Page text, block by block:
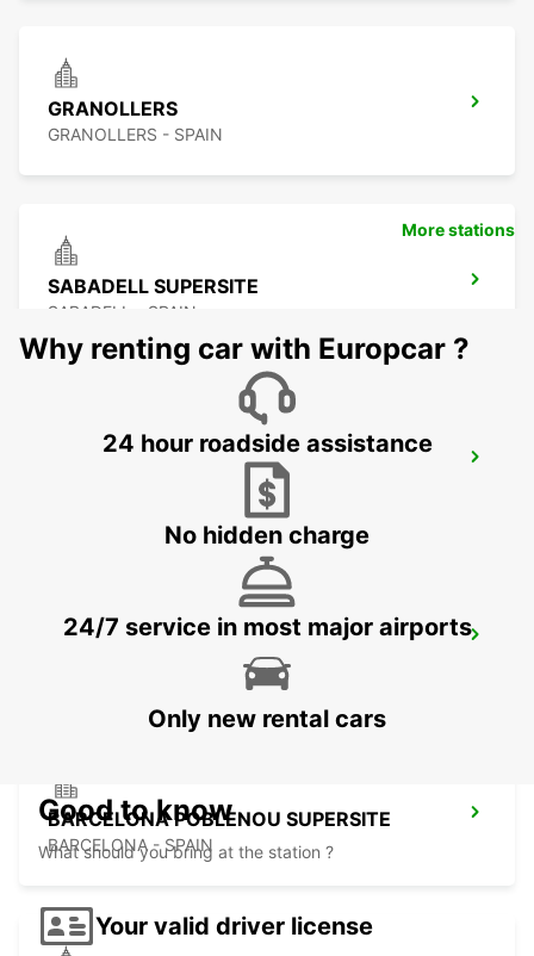
GRANOLLERS
GRANOLLERS - SPAIN
SABADELL SUPERSITE
SABADELL - SPAIN
PERPIGNAN ST CHARLES OPEN 2 12 25
PERPIGNAN RAILWAY OPEN 2 12 25
BARCELONA POBLENOU SUPERSITE
BARCELONA - SPAIN
More stations
Why renting car with Europcar ?
24 hour roadside assistance
No hidden charge
24/7 service in most major airports
Only new rental cars
Good to know
What should you bring at the station ?
Your valid driver license